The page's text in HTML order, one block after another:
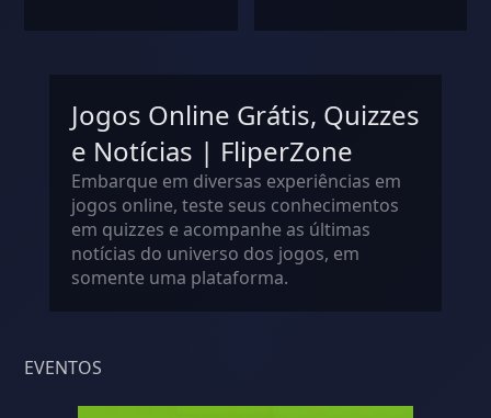
Jogos Online Grátis, Quizzes
e Notícias | FliperZone
Embarque em diversas experiências em
jogos online, teste seus conhecimentos
em quizzes e acompanhe as últimas
notícias do universo dos jogos, em
somente uma plataforma.
EVENTOS